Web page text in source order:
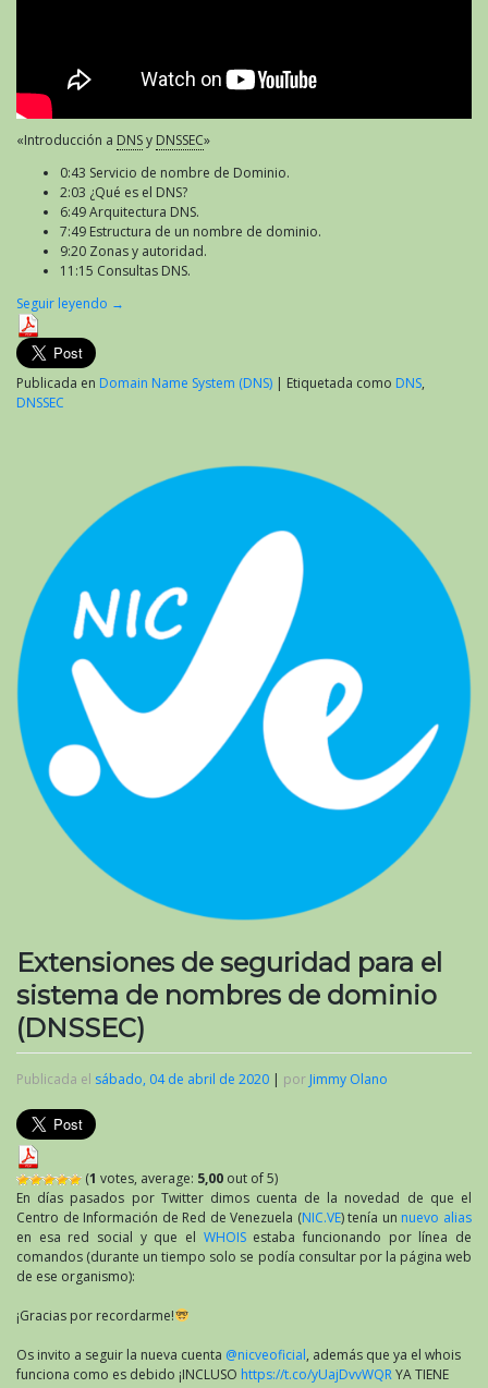
«Introducción a DNSy DNSSEC»
0:43 Servicio de nombre de Dominio.
2:03 ¿Qué es el DNS?
6:49 Arquitectura DNS.
7:49 Estructura de un nombre de dominio.
9:20 Zonas y autoridad.
11:15 Consultas DNS.
Seguir leyendo →
Publicada en Domain Name System (DNS) | Etiquetada como DNS,
DNSSEC
Extensiones de seguridad para el
sistema de nombres de dominio
(DNSSEC)
Publicada el sábado, 04 de abril de 2020 | por Jimmy Olano
(1 votes, average: 5,00 out of 5)
En días pasados por Twitter dimos cuenta de la novedad de que el
Centro de Información de Red de Venezuela (NIC.VE) tenía un nuevo alias
en esa red social y que el WHOISestaba funcionando por línea de
comandos (durante un tiempo solo se podía consultar por la página web
de ese organismo):
¡Gracias por recordarme!
Os invito a seguir la nueva cuenta @nicveoficial, además que ya el whois
funciona como es debido ¡INCLUSO https://t.co/yUajDvvWQRYA TIENE